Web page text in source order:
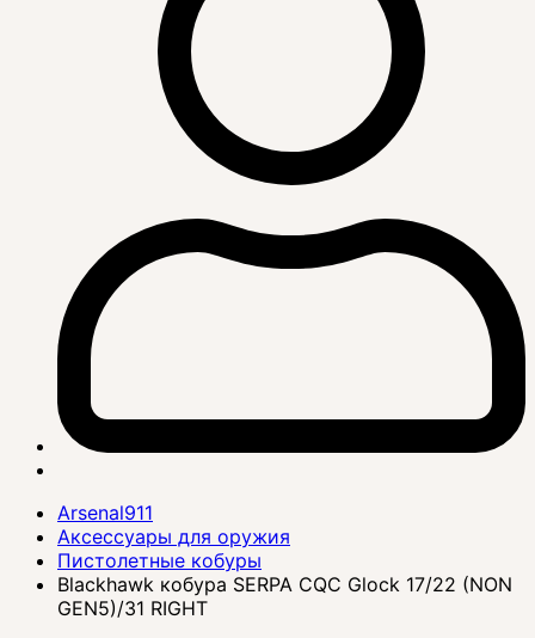
Arsenal911
Аксессуары для оружия
Пистолетные кобуры
Blackhawk кобура SERPA CQC Glock 17/22 (NON
GEN5)/31 RIGHT